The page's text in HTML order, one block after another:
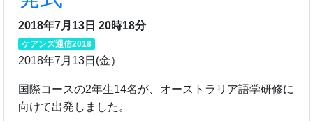
2018年7月13日 20時18分
ケアンズ通信2018
2018年7月13日(金）
国際コースの2年生14名が、オーストラリア語学研修に
向けて出発しました。